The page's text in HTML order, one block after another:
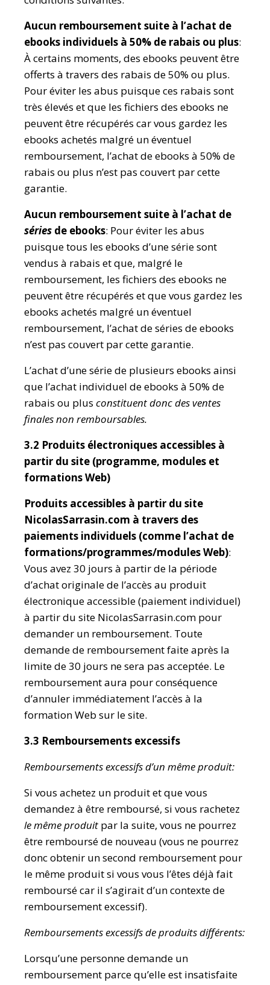
Aucun remboursement suite à l’achat de
ebooks individuels à 50% de rabais ou plus:
À certains moments, des ebooks peuvent être
offerts à travers des rabais de 50% ou plus.
Pour éviter les abus puisque ces rabais sont
très élevés et que les fichiers des ebooks ne
peuvent être récupérés car vous gardez les
ebooks achetés malgré un éventuel
remboursement, l’achat de ebooks à 50% de
rabais ou plus n’est pas couvert par cette
garantie.
Aucun remboursement suite à l’achat de
séries de ebooks: Pour éviter les abus
puisque tous les ebooks d’une série sont
vendus à rabais et que, malgré le
remboursement, les fichiers des ebooks ne
peuvent être récupérés et que vous gardez les
ebooks achetés malgré un éventuel
remboursement, l’achat de séries de ebooks
n’est pas couvert par cette garantie.
L’achat d’une série de plusieurs ebooks ainsi
que l’achat individuel de ebooks à 50% de
rabais ou plus constituent donc des ventes
finales non remboursables.
3.2 Produits électroniques accessibles à
partir du site (programme, modules et
formations Web)
Produits accessibles à partir du site
NicolasSarrasin.com à travers des
paiements individuels (comme l’achat de
formations/programmes/modules Web):
Vous avez 30 jours à partir de la période
d’achat originale de l’accès au produit
électronique accessible (paiement individuel)
à partir du site NicolasSarrasin.com pour
demander un remboursement. Toute
demande de remboursement faite après la
limite de 30 jours ne sera pas acceptée. Le
remboursement aura pour conséquence
d’annuler immédiatement l’accès à la
formation Web sur le site.
3.3 Remboursements excessifs
Remboursements excessifs d’un même produit:
Si vous achetez un produit et que vous
demandez à être remboursé, si vous rachetez
le même produit par la suite, vous ne pourrez
être remboursé de nouveau (vous ne pourrez
donc obtenir un second remboursement pour
le même produit si vous vous l’êtes déjà fait
remboursé car il s’agirait d’un contexte de
remboursement excessif).
Remboursements excessifs de produits différents:
Lorsqu’une personne demande un
remboursement parce qu’elle est insatisfaite